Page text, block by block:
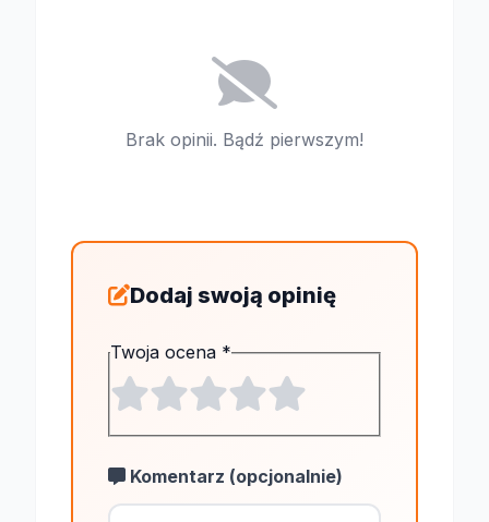
Brak opinii. Bądź pierwszym!
Dodaj swoją opinię
Twoja ocena *
Komentarz (opcjonalnie)
Maksymalnie